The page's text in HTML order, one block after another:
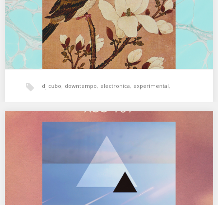
dj cubo, downtempo, electronica, experimental,
xperimental sound system
Ambientes y texturas, de la tierra al cosmos… 01. Testura – VII 02.